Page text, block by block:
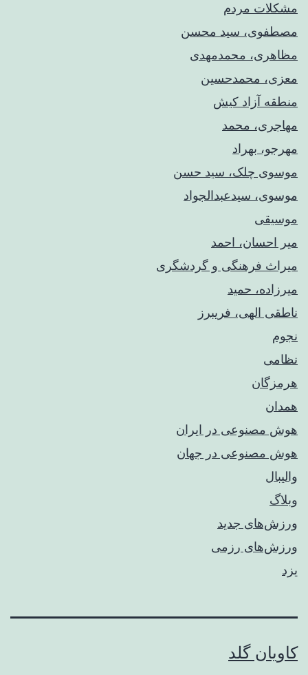
مشکلات مردم
مصطفوی، سید محسن
مظاهری، محمدمهدی
معزی، محمدحسین
منطقه آزاد کیش
مهاجری، محمد
مهرجو، بهراد
موسوی چلک، سید حسن
موسوی، سیدعبدالجواد
موسیقی
میر احسان، احمد
میراث فرهنگی و گردشگری
میرزاده، حمید
ناطقی الهی، فریبرز
نجوم
نظامی
هرمزگان
همدان
هوش مصنوعی در ایران
هوش مصنوعی در جهان
والیبال
وبلاگ
ورزش‌های جدید
ورزش‌های رزمی
یزد
کاویان گلد